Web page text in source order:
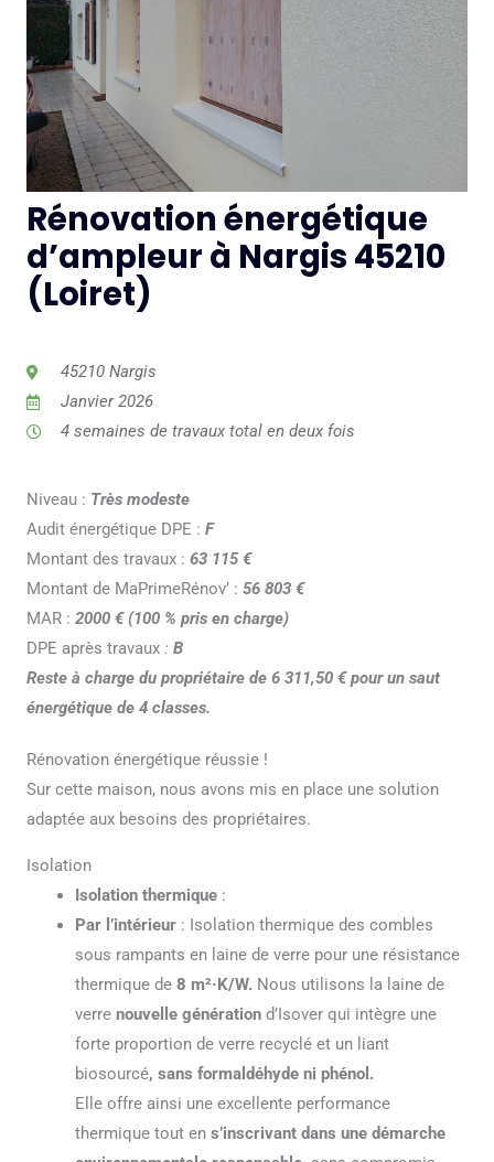
Rénovation énergétique
d’ampleur à Nargis 45210
(Loiret)
45210 Nargis
Janvier 2026
4 semaines de travaux total en deux fois
Niveau : Très modeste
Audit énergétique DPE : F
Montant des travaux : 63 115 €
Montant de MaPrimeRénov’ : 56 803 €
MAR : 2000 € (100 % pris en charge)
DPE après travaux : B
Reste à charge du propriétaire de 6 311,50 € pour un saut
énergétique de 4 classes.
Rénovation énergétique réussie !
Sur cette maison, nous avons mis en place une solution
adaptée aux besoins des propriétaires.
Isolation
Isolation thermique:
Par l’intérieur: Isolation thermique des combles
sous rampants en laine de verre pour une résistance
thermique de8 m²·K/W. Nous utilisons la laine de
verrenouvelle génération d’Isover qui intègre une
forte proportion de verre recyclé et un liant
biosourcé, sans formaldéhyde ni phénol.
Elle offre ainsi une excellente performance
thermique tout ens’inscrivant dans une démarche